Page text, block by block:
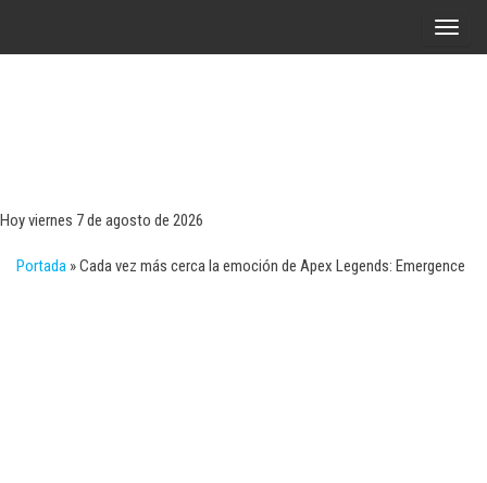
A
l
Hoy viernes 7 de agosto de 2026
Portada »Cada vez más cerca la emoción de Apex Legends: Emergence